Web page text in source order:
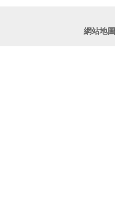
網站地圖